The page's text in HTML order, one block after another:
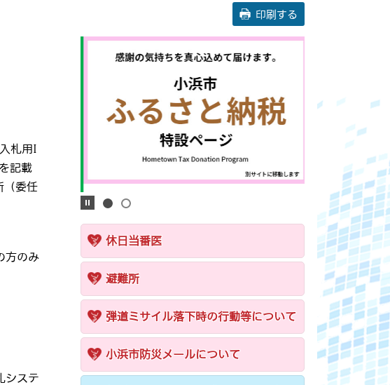
印刷する
札用I
記載
（委任
方のみ
システ
休日当番医
避難所
弾道ミサイル落下時の行動等について
小浜市防災メールについて